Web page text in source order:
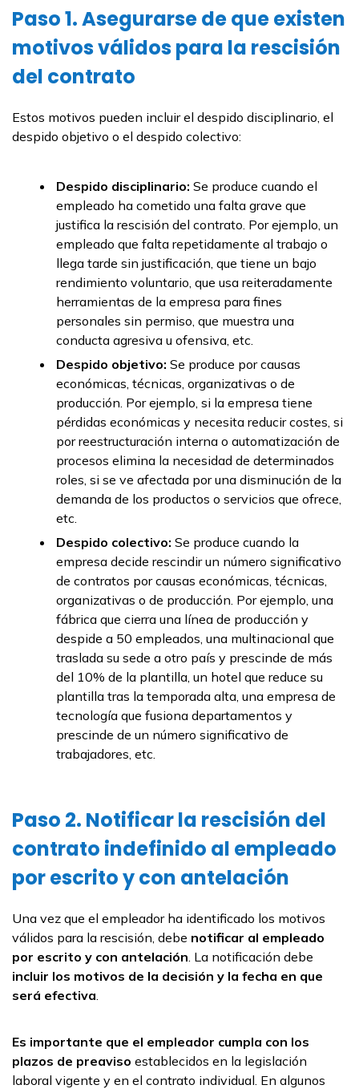
Paso 1. Asegurarse de que existen
motivos válidos para la rescisión
del contrato
Estos motivos pueden incluir el despido disciplinario, el
despido objetivo o el despido colectivo:
Despido disciplinario: Se produce cuando el
empleado ha cometido una falta grave que
justifica la rescisión del contrato. Por ejemplo, un
empleado que falta repetidamente al trabajo o
llega tarde sin justificación, que tiene un bajo
rendimiento voluntario, que usa reiteradamente
herramientas de la empresa para fines
personales sin permiso, que muestra una
conducta agresiva u ofensiva, etc.
Despido objetivo: Se produce por causas
económicas, técnicas, organizativas o de
producción. Por ejemplo, si la empresa tiene
pérdidas económicas y necesita reducir costes, si
por reestructuración interna o automatización de
procesos elimina la necesidad de determinados
roles, si se ve afectada por una disminución de la
demanda de los productos o servicios que ofrece,
etc.
Despido colectivo: Se produce cuando la
empresa decide rescindir un número significativo
de contratos por causas económicas, técnicas,
organizativas o de producción. Por ejemplo, una
fábrica que cierra una línea de producción y
despide a 50 empleados, una multinacional que
traslada su sede a otro país y prescinde de más
del 10% de la plantilla, un hotel que reduce su
plantilla tras la temporada alta, una empresa de
tecnología que fusiona departamentos y
prescinde de un número significativo de
trabajadores, etc.
Paso 2. Notificar la rescisión del
contrato indefinido al empleado
por escrito y con antelación
Una vez que el empleador ha identificado los motivos
válidos para la rescisión, debe notificar al empleado
por escrito y con antelación. La notificación debe
incluir los motivos de la decisión y la fecha en que
será efectiva.
Es importante que el empleador cumpla con los
plazos de preaviso establecidos en la legislación
laboral vigente y en el contrato individual. En algunos